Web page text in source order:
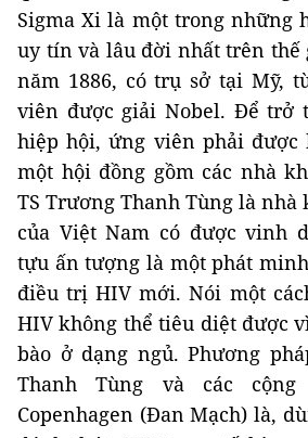
Sigma Xi là một trong những
uy tín và lâu đời nhất trên
năm 1886, có trụ sở tại Mỹ,
viên được giải Nobel. Để trở
hiệp hội, ứng viên phải
một hội đồng gồm các nhà
TS Trương Thanh Tùng là nhà
của Việt Nam có được vinh
tựu ấn tượng là một phát
điều trị HIV mới. Nói một
HIV không thể tiêu diệt được
bào ở dạng ngủ. Phương
Thanh Tùng và các
Copenhagen (Đan Mạch) là,